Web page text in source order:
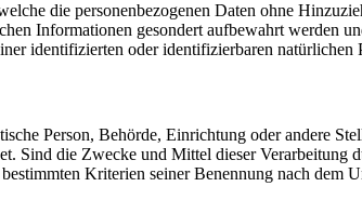
die personenbezogenen Daten ohne
Informationen gesondert aufbewahrt werden
identifizierten oder identifizierbaren natürlichen
Person, Behörde, Einrichtung oder andere
Sind die Zwecke und Mittel dieser Verarbeitung
Kriterien seiner Benennung nach dem